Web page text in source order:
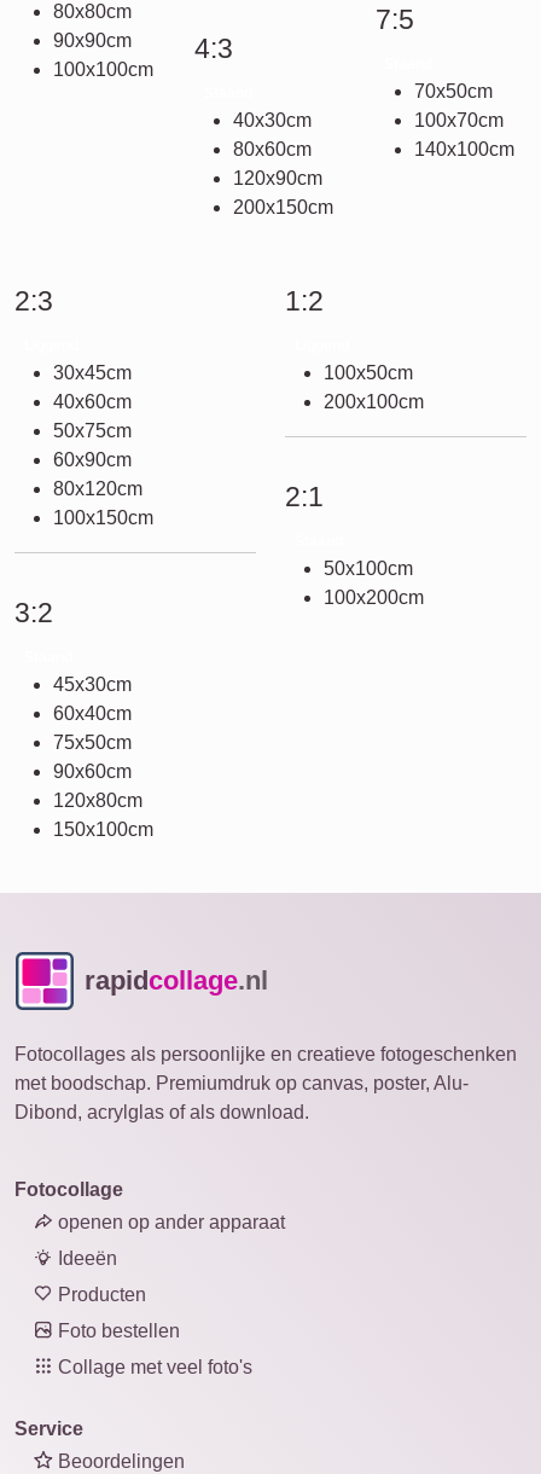
80x80cm
90x90cm
100x100cm
4:3
40x30cm
80x60cm
120x90cm
200x150cm
7:5
70x50cm
100x70cm
140x100cm
2:3
30x45cm
40x60cm
50x75cm
60x90cm
80x120cm
100x150cm
3:2
45x30cm
60x40cm
75x50cm
90x60cm
120x80cm
150x100cm
1:2
100x50cm
200x100cm
2:1
50x100cm
100x200cm
rapidcollage.nl
Fotocollages als persoonlijke en creatieve fotogeschenken
met boodschap. Premiumdruk op canvas, poster, Alu-
Dibond, acrylglas of als download.
Fotocollage
openen op ander apparaat
Ideeën
Producten
Foto bestellen
Collage met veel foto's
Service
Beoordelingen